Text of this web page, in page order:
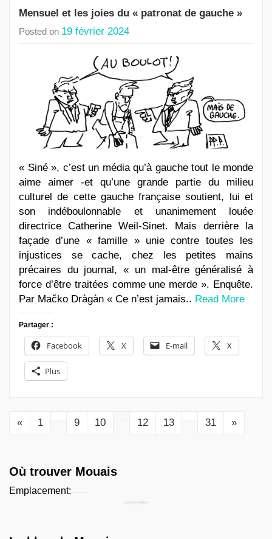
Mensuel et les joies du « patronat de gauche »
Posted on 19 février 2024
« Siné », c’est un média qu’à gauche tout le monde
aime aimer -et qu’une grande partie du milieu
culturel de cette gauche française soutient, lui et
son indéboulonnable et unanimement louée
directrice Catherine Weil-Sinet. Mais derrière la
façade d’une « famille » unie contre toutes les
injustices se cache, chez les petites mains
précaires du journal, « un mal-être généralisé à
force d’être traitées comme une merde ». Enquête.
Par Mačko Dràgàn « Ce n’est jamais.. Read More
Partager :
Facebook X E-mail X
Plus
« 1 9 10 12 13 31 »
Où trouver Mouais
Emplacement: